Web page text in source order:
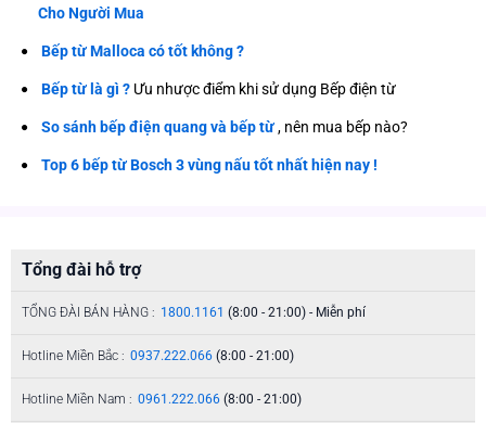
Cho Người Mua
Bếp từ Malloca có tốt không ?
Bếp từ là gì ? Ưu nhược điểm khi sử dụng Bếp điện từ
So sánh bếp điện quang và bếp từ, nên mua bếp nào?
Top 6 bếp từ Bosch 3 vùng nấu tốt nhất hiện nay !
Tổng đài hỗ trợ
TỔNG ĐÀI BÁN HÀNG : 1800.1161 (8:00 - 21:00) - Miễn phí
Hotline Miền Bắc : 0937.222.066 (8:00 - 21:00)
Hotline Miền Nam : 0961.222.066 (8:00 - 21:00)